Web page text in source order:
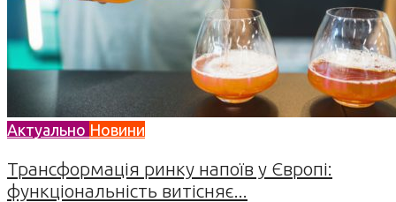
Актуально Новини
Трансформація ринку напоїв у Європі:
функціональність витісняє...